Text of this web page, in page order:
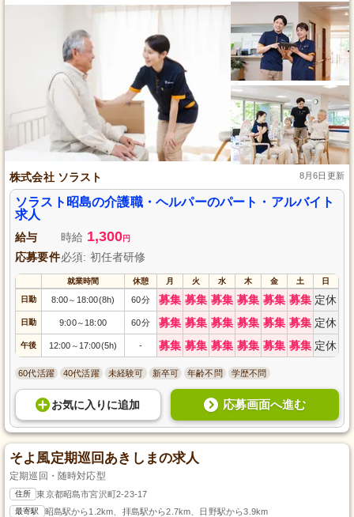
株式会社 ソラスト 8月6日更新
ソラスト昭島の介護職・ヘルパーのパート・アルバイト
求人
給与 時給 1,300円
応募要件必須: 初任者研修
就業時間 休憩 月 火 水 木 金 土 日
日勤 8:00～ 18:00(8h) 60分 募集 募集 募集 募集 募集 募集 定休
日勤 9:00～ 18:00 60分 募集 募集 募集 募集 募集 募集 定休
午後 12:00 ～ 17:00(5h) - 募集 募集 募集 募集 募集 募集 定休
60代活躍 40代活躍 未経験可 新卒可 年齢不問 学歴不問
お気に入り に追加 応募画面へ進む
そよ風定期巡回あきしまの求人
定期巡回・随時対応型
住所 東京都昭島市宮沢町2-23-17
最寄駅 昭島駅から1.2km、拝島駅から2.7km、日野駅から3.9km